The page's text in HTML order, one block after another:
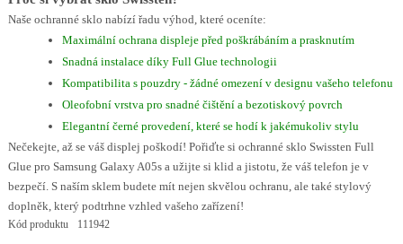
Naše ochranné sklo nabízí řadu výhod, které oceníte:
Maximální ochrana displeje před poškrábáním a prasknutím
Snadná instalace díky Full Glue technologii
Kompatibilita s pouzdry - žádné omezení v designu vašeho telefonu
Oleofobní vrstva pro snadné čištění a bezotiskový povrch
Elegantní černé provedení, které se hodí k jakémukoliv stylu
Nečekejte, až se váš displej poškodí! Pořiďte si ochranné sklo Swissten Full
Glue pro Samsung Galaxy A05s a užijte si klid a jistotu, že váš telefon je v
bezpečí. S naším sklem budete mít nejen skvělou ochranu, ale také stylový
doplněk, který podtrhne vzhled vašeho zařízení!
Kód produktu 111942